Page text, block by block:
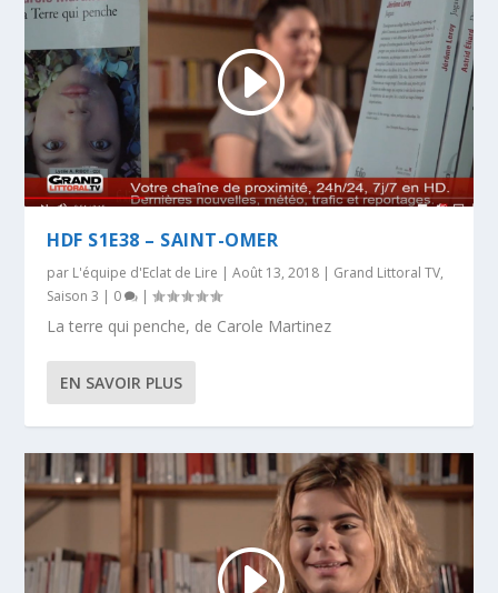
HDF S1E38 – SAINT-OMER
par L'équipe d'Eclat de Lire |Août 13, 2018 | Grand Littoral TV,
Saison 3 | 0 |
La terre qui penche, de Carole Martinez
EN SAVOIR PLUS